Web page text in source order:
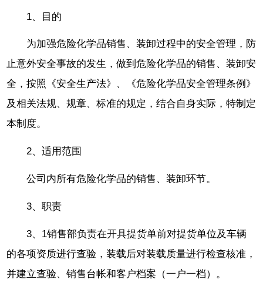
1、目的
为加强危险化学品销售、装卸过程中的安全管理，防
止意外安全事故的发生，做到危险化学品的销售、装卸安
全，按照《安全生产法》、《危险化学品安全管理条例》
及相关法规、规章、标准的规定，结合自身实际，特制定
本制度。
2、适用范围
公司内所有危险化学品的销售、装卸环节。
3、职责
3、1销售部负责在开具提货单前对提货单位及车辆
的各项资质进行查验，装载后对装载质量进行检查核准，
并建立查验、销售台帐和客户档案（一户一档）。